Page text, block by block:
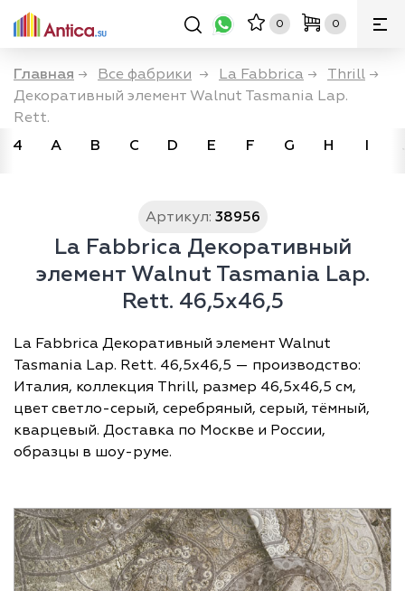
0 0
Главная → Все фабрики → La Fabbrica → Thrill →
Декоративный элемент Walnut Tasmania Lap.
Rett.
4
A B C D E F G H I
Артикул: 38956
La Fabbrica Декоративный
элемент Walnut Tasmania Lap.
Rett. 46,5x46,5
La Fabbrica Декоративный элемент Walnut
Tasmania Lap. Rett. 46,5x46,5 — производство:
Италия, коллекция Thrill, размер 46,5х46,5 см,
цвет светло-серый, серебряный, серый, тёмный,
кварцевый. Доставка по Москве и России,
образцы в шоу-руме.